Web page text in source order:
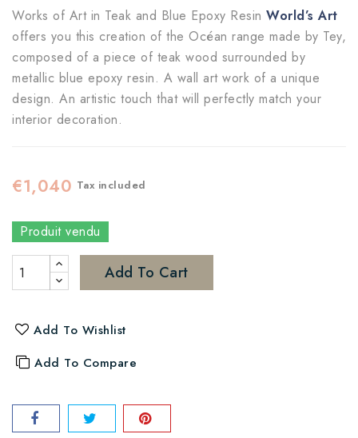
Works of Art in Teak and Blue Epoxy Resin World’s Art
offers you this creation of the Océan range made by Tey,
composed of a piece of teak wood surrounded by
metallic blue epoxy resin. A wall art work of a unique
design. An artistic touch that will perfectly match your
interior decoration.
€1,040 Tax included
Produit vendu
Add To Cart
Add To Wishlist
Add To Compare